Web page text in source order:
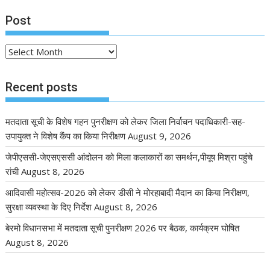
Post
Post
Recent posts
मतदाता सूची के विशेष गहन पुनरीक्षण को लेकर जिला निर्वाचन पदाधिकारी-सह-
उपायुक्त ने विशेष कैंप का किया निरीक्षण August 9, 2026
जेपीएससी-जेएसएससी आंदोलन को मिला कलाकारों का समर्थन,पीयूष मिश्रा पहुंचे
रांची August 8, 2026
आदिवासी महोत्सव-2026 को लेकर डीसी ने मोरहाबादी मैदान का किया निरीक्षण,
सुरक्षा व्यवस्था के दिए निर्देश August 8, 2026
बेरमो विधानसभा में मतदाता सूची पुनरीक्षण 2026 पर बैठक, कार्यक्रम घोषित
August 8, 2026